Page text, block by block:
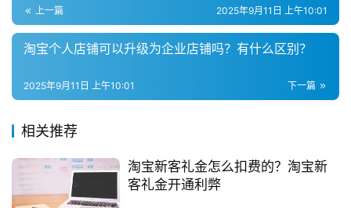
私
域
社
答
区
上一篇 2025年9月11日 上午10:01
淘宝个人店铺可以升级为企业店铺吗？有什么区别？
下一篇
2025年9月11日 上午10:01
相关推荐
淘宝新客礼金怎么扣费的？淘宝新
客礼金开通利弊